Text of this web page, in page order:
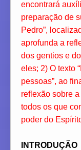
encontrará
preparação de
Pedro”,
aprofunda a
dos gentios e
eles; 2) O texto
pessoas”, ao
reflexão sobre
todos os que
poder do
INTRODUÇÃO